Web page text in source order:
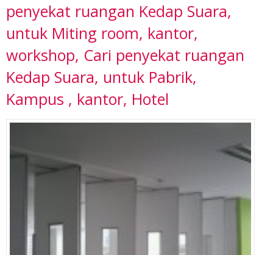
penyekat ruangan Kedap Suara,
untuk Miting room, kantor,
workshop, Cari penyekat ruangan
Kedap Suara, untuk Pabrik,
Kampus , kantor, Hotel